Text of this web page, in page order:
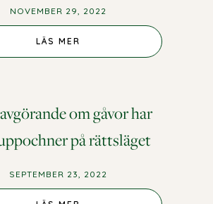
NOVEMBER 29, 2022
LÄS MER
om gåvor har
på rättsläget
SEPTEMBER 23, 2022